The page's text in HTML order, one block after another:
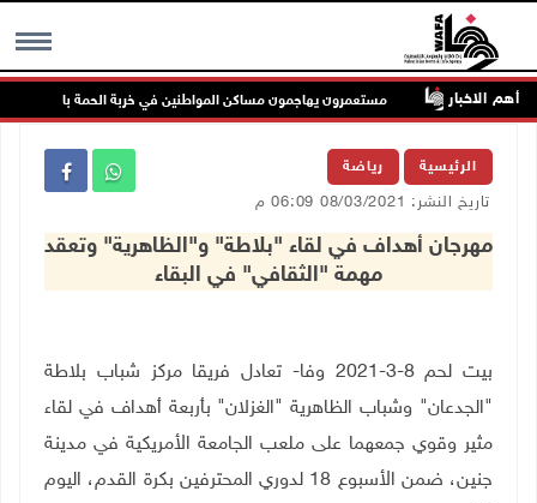
MENU أهم الاخبار مستعمرون يهاجمون مساكن المواطنين في خربة الحمة بالأغوار
الرئيسية رياضة
تاريخ النشر: 08/03/2021 06:09 م
مهرجان أهداف في لقاء "بلاطة" و"الظاهرية" وتعقد
مهمة "الثقافي" في البقاء
بيت لحم 8-3-2021 وفا- تعادل فريقا مركز شباب بلاطة
"الجدعان" وشباب الظاهرية "الغزلان" بأربعة أهداف في لقاء
مثير وقوي جمعهما على ملعب الجامعة الأمريكية في مدينة
جنين، ضمن الأسبوع 18 لدوري المحترفين بكرة القدم، اليوم